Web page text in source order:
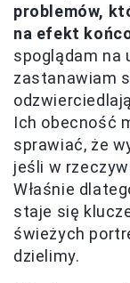
problemów,
na efekt
spoglądam na
zastanawiam
Ich obecność
sprawiać, że
jeśli w
Właśnie
staje się
świeżych
dzielimy.